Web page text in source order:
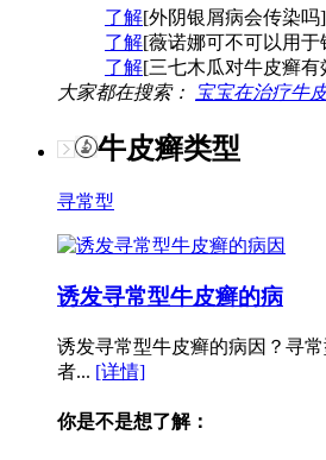
了解[外阴银屑病会传染吗]
了解[薇诺娜可不可以用于
了解[三七木瓜对牛皮癣有
大家都在搜索：
宝宝在治疗牛
牛皮癣类型
寻常型
诱发寻常型牛皮癣的病
诱发寻常型牛皮癣的病因？寻
者... [详情]
你是不是想了解：